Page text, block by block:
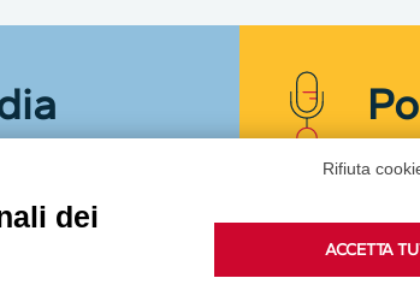
webinar.
Rifiuta
dei
ACCETTA